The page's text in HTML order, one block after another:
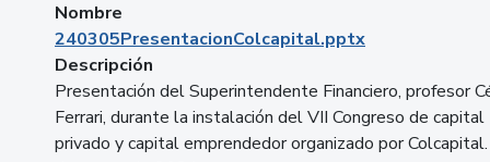
Nombre
240305PresentacionColcapital.pptx
Descripción
Presentación del Superintendente Financiero, profesor
Ferrari, durante la instalación del VII Congreso de capital
privado y capital emprendedor organizado por